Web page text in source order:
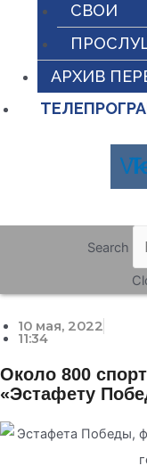
СВОИ
АРХИВ
Vk
Search
10 мая, 2022
11:34
Около 800
«Эстафету